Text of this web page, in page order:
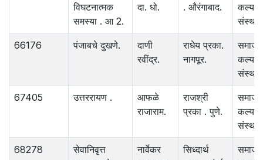
विघटनात्मक
समस्या . आ 2.
दा. धो.
. औरंगाबाद.
कल्याण
संस्था.
66176 पंजाबचे दुखणे.
दाणी
रवींद्र.
राधेय प्रका.
नागपूर.
समाज
कल्याण
संस्था.
67405 उत्तररायण .
आफळे
राजाराम.
राजश्री
प्रका . पुणे.
समाज
कल्याण
संस्था.
68278
सेवानिवृत्त
नार्वेकर
सिध्दार्थ
समाज